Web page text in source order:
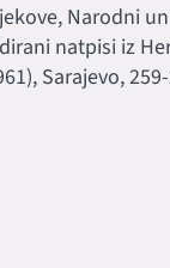
Narodni
natpisi iz
Sarajevo,